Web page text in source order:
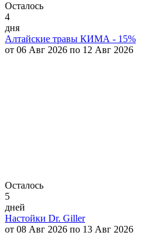
Осталось
4
дня
Алтайские травы КИМА - 15%
от 06 Авг 2026 по 12 Авг 2026
Осталось
5
дней
Настойки Dr. Giller
от 08 Авг 2026 по 13 Авг 2026